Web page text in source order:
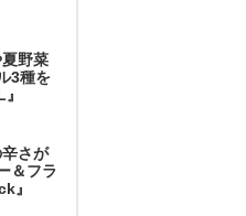
野菜
3種を
さが
＆フラ
』